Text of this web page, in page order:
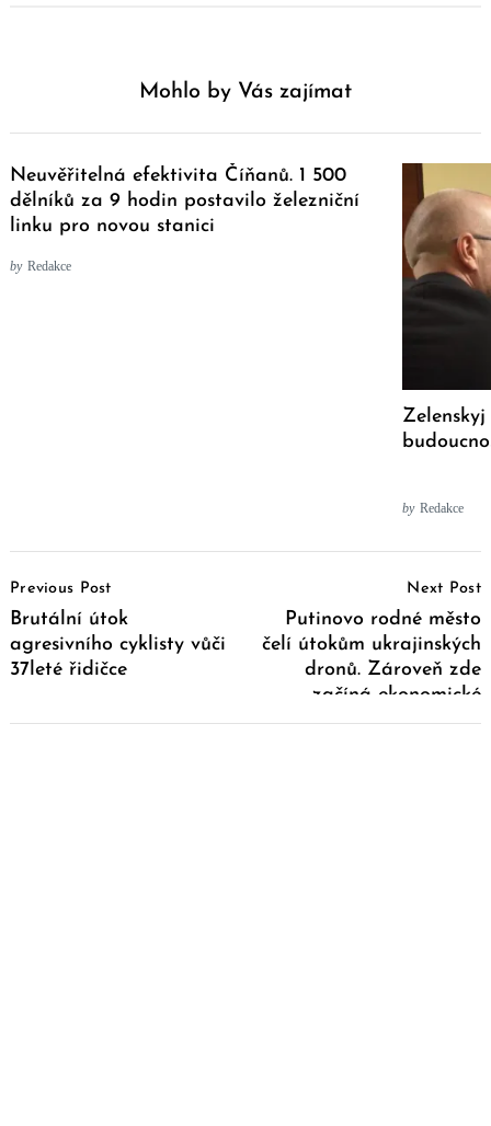
Mohlo by Vás zajímat
Neuvěřitelná efektivita Číňanů. 1 500
dělníků za 9 hodin postavilo železniční
linku pro novou stanici
by Redakce
by Redakce
Navigation
Previous Post
Brutální útok
agresivního cyklisty vůči
37leté řidičce
Next Post
Putinovo rodné město
čelí útokům ukrajinských
dronů. Zároveň zde
začíná ekonomické
fórum